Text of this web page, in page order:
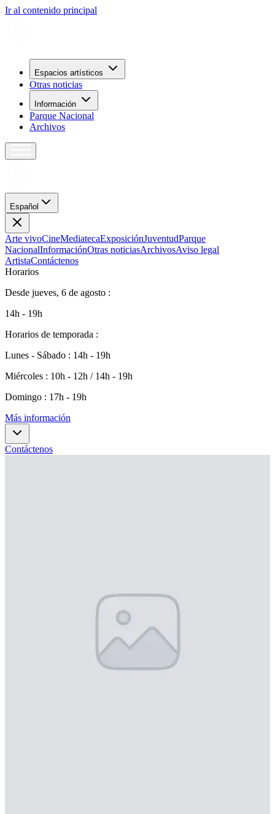
Ir al contenido principal
Espacios artísticos
Otras noticias
Información
Parque Nacional
Archivos
Español
Arte vivoCineMediatecaExposiciónJuventudParque
NacionalInformaciónOtras noticiasArchivosAviso legal
ArtistaContáctenos
Horarios
Desde jueves, 6 de agosto :
14h - 19h
Horarios de temporada :
Lunes - Sábado : 14h - 19h
Miércoles : 10h - 12h / 14h - 19h
Domingo : 17h - 19h
Más información
Contáctenos